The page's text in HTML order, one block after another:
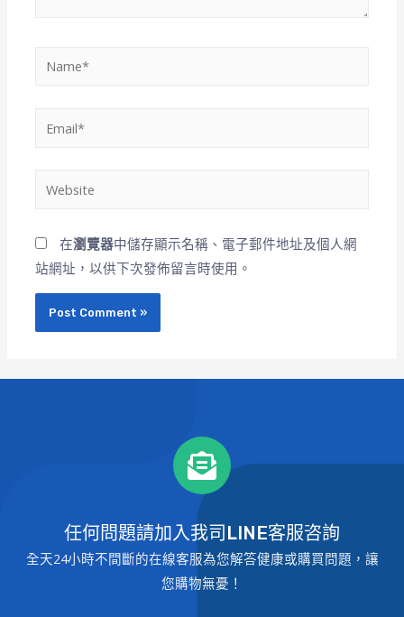
在瀏覽器中儲存顯示名稱、電子郵件地址及個人網
站網址，以供下次發佈留言時使用。
任何問題請加入我司LINE客服咨詢
全天24小時不間斷的在線客服為您解答健康或購買問題，讓
您購物無憂！